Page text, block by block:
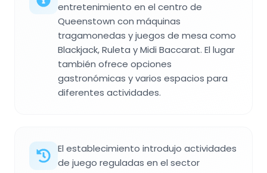
entretenimiento en el centro de
Queenstown con máquinas
tragamonedas y juegos de mesa como
Blackjack, Ruleta y Midi Baccarat. El lugar
también ofrece opciones
gastronómicas y varios espacios para
diferentes actividades.
El establecimiento introdujo actividades
de juego reguladas en el sector